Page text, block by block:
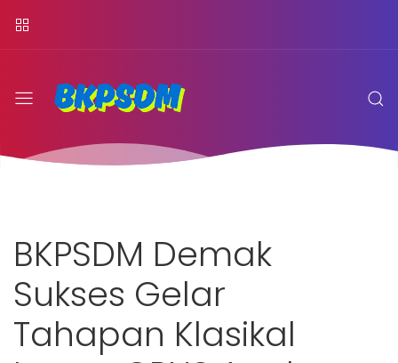
BKPSDM Demak
Sukses Gelar
Tahapan Klasikal